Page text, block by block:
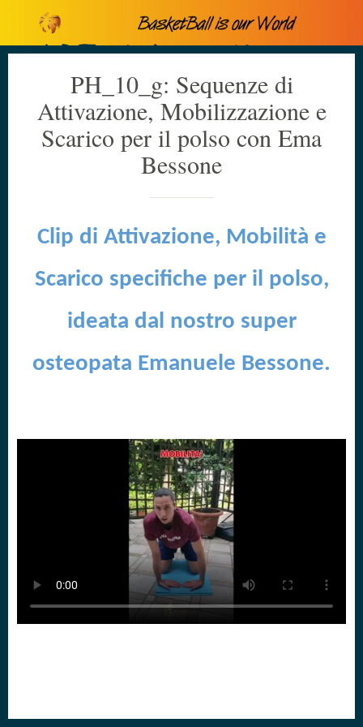
PH_10_g: Sequenze di
Attivazione, Mobilizzazione e
Scarico per il polso con Ema
Bessone
Clip di Attivazione, Mobilità e
Scarico specifiche per il polso,
ideata dal nostro super
osteopata Emanuele Bessone.